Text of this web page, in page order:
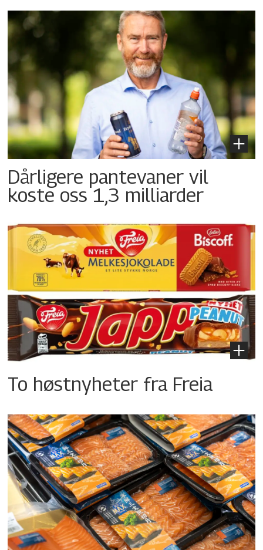
Dårligere pantevaner vil
koste oss 1,3 milliarder
To høstnyheter fra Freia